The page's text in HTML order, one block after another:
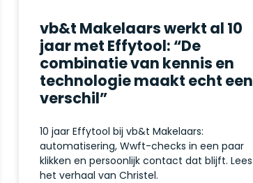
vb&t Makelaars werkt al 10
jaar met Effytool: “De
combinatie van kennis en
technologie maakt echt een
verschil”
10 jaar Effytool bij vb&t Makelaars:
automatisering, Wwft-checks in een paar
klikken en persoonlijk contact dat blijft. Lees
het verhaal van Christel.